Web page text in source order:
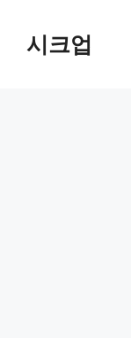
시크업